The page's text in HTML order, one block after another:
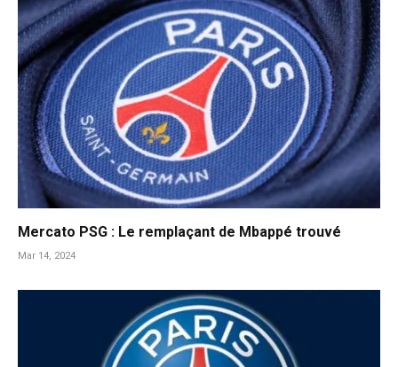
Mercato PSG : Le remplaçant de Mbappé trouvé
Mar 14, 2024